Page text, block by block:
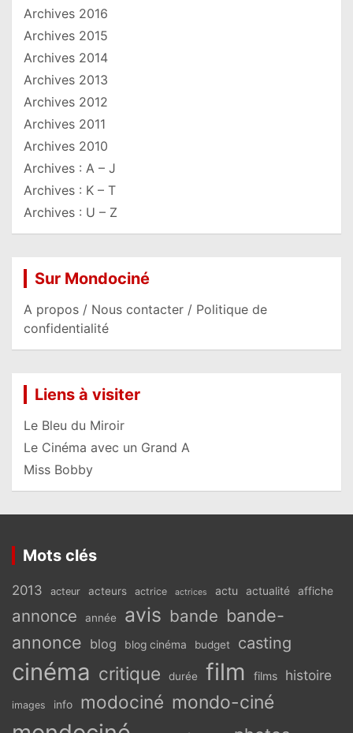
Archives 2016
Archives 2015
Archives 2014
Archives 2013
Archives 2012
Archives 2011
Archives 2010
Archives : A – J
Archives : K – T
Archives : U – Z
Sur Mondociné
A propos / Nous contacter / Politique de
confidentialité
Liens à visiter
Le Bleu du Miroir
Le Cinéma avec un Grand A
Miss Bobby
Mots clés
2013 acteur acteurs actrice actrices actu actualité affiche
annonce année avis bande bande-
annonce blog blog cinéma budget casting
cinéma critique durée film films histoire
images info modociné mondo-ciné